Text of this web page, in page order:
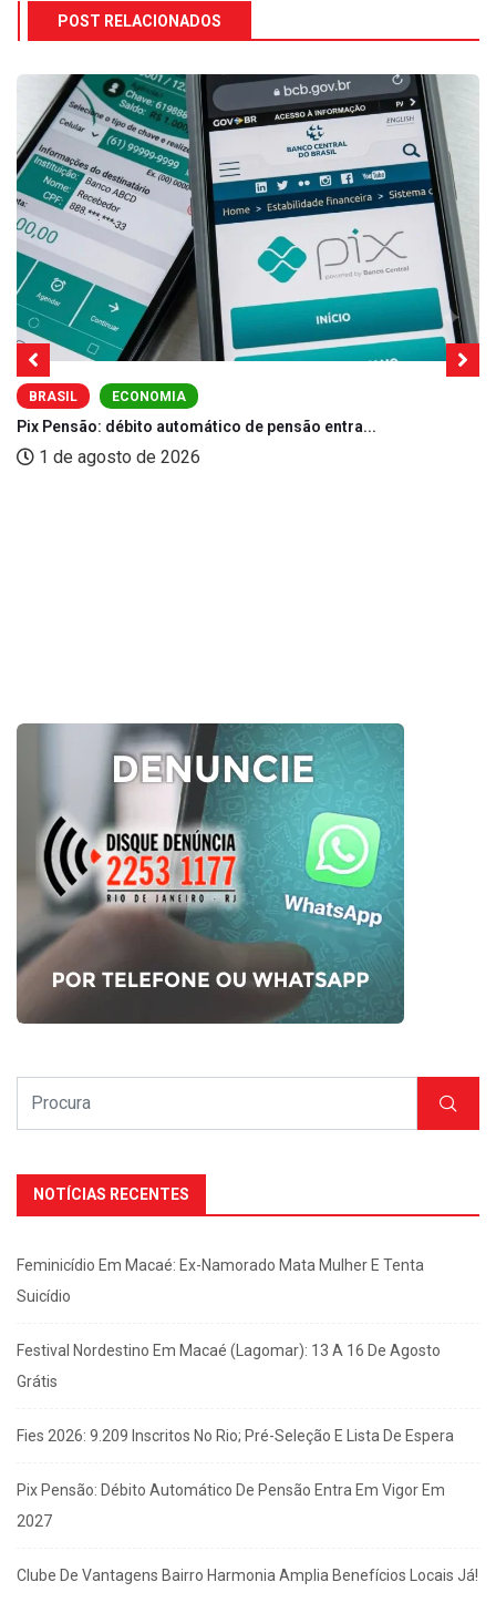
POST RELACIONADOS
BRASIL ECONOMIA
Pix Pensão: débito automático de pensão entra...
1 de agosto de 2026
NOTÍCIAS RECENTES
Feminicídio Em Macaé: Ex-Namorado Mata Mulher E Tenta
Suicídio
Festival Nordestino Em Macaé (Lagomar): 13 A 16 De Agosto
Grátis
Fies 2026: 9.209 Inscritos No Rio; Pré-Seleção E Lista De Espera
Pix Pensão: Débito Automático De Pensão Entra Em Vigor Em
2027
Clube De Vantagens Bairro Harmonia Amplia Benefícios Locais Já!